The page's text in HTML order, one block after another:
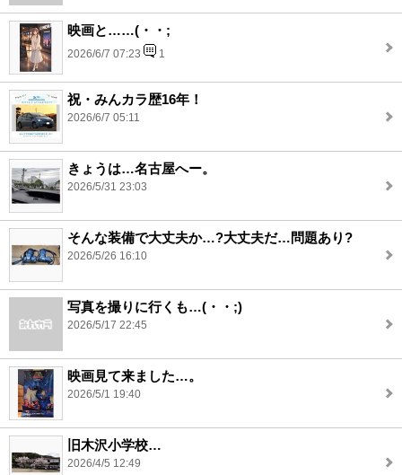
映画と……(・・;
2026/6/7 07:23 1
祝・みんカラ歴16年！
2026/6/7 05:11
きょうは…名古屋へー。
2026/5/31 23:03
そんな装備で大丈夫か…?大丈夫だ…問題あり?
2026/5/26 16:10
写真を撮りに行くも…(・・;)
2026/5/17 22:45
映画見て来ました…。
2026/5/1 19:40
旧木沢小学校…
2026/4/5 12:49